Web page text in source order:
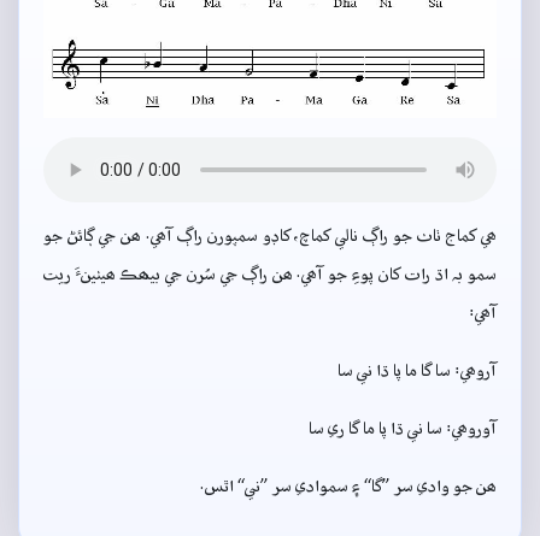
ھي کماج ٺاٺ جو راڳ نالي کماچ، کاڊو سمپورن راڳ آھي. ھن جي ڳائڻ جو
سمو بہ اڌ رات کان پوءِ جو آھي. ھن راڳ جي سُرن جي بيھڪ ھيٺينءَ ريت
آھي:
آروھي: سا گا ما پا ڌا ني سا
آوروھي: سا ني ڌا پا ما گا ري سا
ھن جو وادي سر ”گا“ ۽ سموادي سر ”ني“ اٿس.